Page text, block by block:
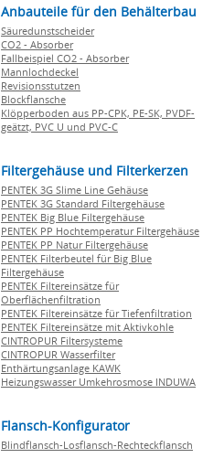
Anbauteile für den Behälterbau
Säuredunstscheider
CO2 - Absorber
Fallbeispiel CO2 - Absorber
Mannlochdeckel
Revisionsstutzen
Blockflansche
Klöpperboden aus PP-CPK, PE-SK, PVDF-
geätzt, PVC U und PVC-C
Filtergehäuse und Filterkerzen
PENTEK 3G Slime Line Gehäuse
PENTEK 3G Standard Filtergehäuse
PENTEK Big Blue Filtergehäuse
PENTEK PP Hochtemperatur Filtergehäuse
PENTEK PP Natur Filtergehäuse
PENTEK Filterbeutel für Big Blue
Filtergehäuse
PENTEK Filtereinsätze für
Oberflächenfiltration
PENTEK Filtereinsätze für Tiefenfiltration
PENTEK Filtereinsätze mit Aktivkohle
CINTROPUR Filtersysteme
CINTROPUR Wasserfilter
Enthärtungsanlage KAWK
Heizungswasser Umkehrosmose INDUWA
Flansch-Konfigurator
Blindflansch-Losflansch-Rechteckflansch